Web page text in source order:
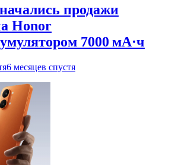
продажи
Honor
7000 мА·ч
6 месяцев спустя